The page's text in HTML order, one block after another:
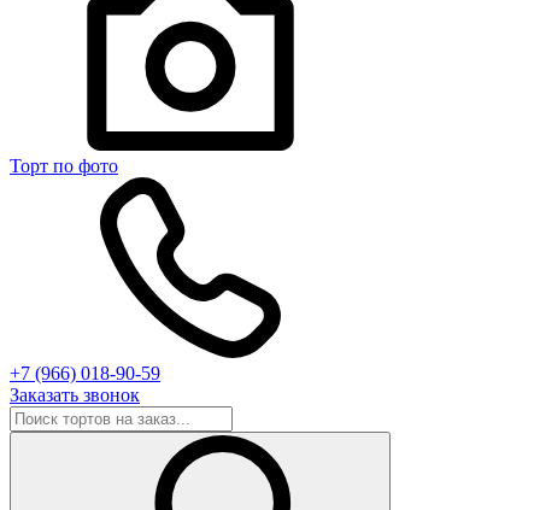
Торт по фото
+7 (966) 018-90-59
Заказать звонок